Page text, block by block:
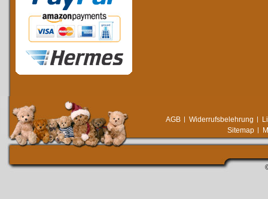
AGB Widerrufsbelehrung
Sitemap